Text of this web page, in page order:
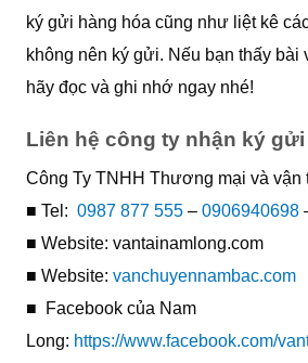
ký gửi hàng hóa cũng như liệt kê
không nên ký gửi. Nếu bạn thấy bài
hãy đọc và ghi nhớ ngay nhé!
Liên hệ công ty nhận ký
Công Ty TNHH Thương mại và vận
■ Tel: 0987 877 555 – 0906940698
■ Website: vantainamlong.com
■ Website: vanchuyennambac.com
■ Facebook của Nam
Long: https://www.facebook.com/